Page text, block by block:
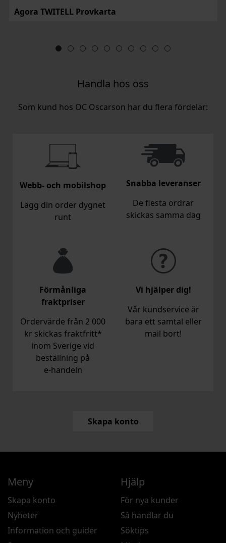
Agora TWITELL Provkarta
Handla hos oss
Som kund hos OC Oscarson har du flera fördelar:
Webb- och mobilshop
Lägg din order dygnet
runt
Snabba leveranser
De flesta ordrar
skickas samma dag
Förmånliga
fraktpriser
Ordervärde från 2 000
kr skickas fraktfritt*
inom Sverige vid
beställning på
e‑handeln
Vi hjälper dig!
Vår kundservice är
bara ett samtal eller
mail bort!
Skapa konto
Meny
Skapa konto
Nyheter
Information och guider
Hjälp
För nya kunder
Så handlar du
Söktips